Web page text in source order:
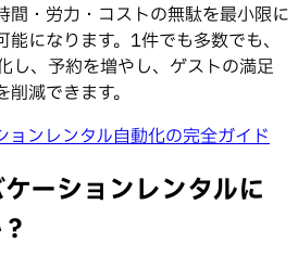
間・労力・コストの無駄を最小限に
になります。1件でも多数でも、
し、予約を増やし、ゲストの満足
減できます。
ョンレンタル自動化の完全ガイド
ーションレンタルに